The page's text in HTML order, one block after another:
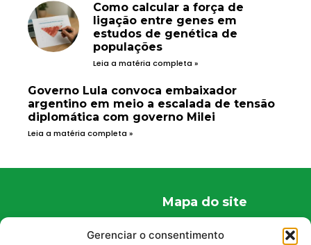
Gerenciar o consentimento
Como calcular a força de
ligação entre genes em
estudos de genética de
populações
Leia a matéria completa »
Governo Lula convoca embaixador
argentino em meio a escalada de tensão
diplomática com governo Milei
Leia a matéria completa »
Mapa do site
Home